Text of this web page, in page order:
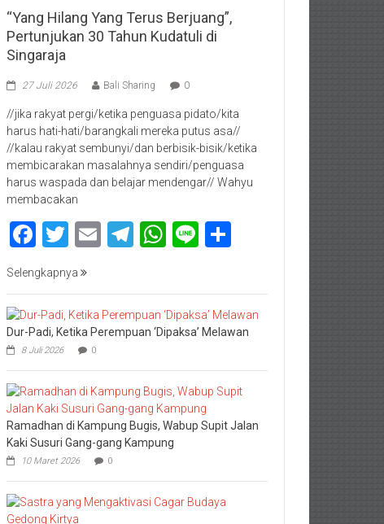
“Yang Hilang Yang Terus Berjuang”,
Pertunjukan 30 Tahun Kudatuli di
Singaraja
27 Juli 2026 Bali Sharing 0
//jika rakyat pergi/ketika penguasa pidato/kita
harus hati-hati/barangkali mereka putus asa//
//kalau rakyat sembunyi/dan berbisik-bisik/ketika
membicarakan masalahnya sendiri/penguasa
harus waspada dan belajar mendengar// Wahyu
membacakan
Facebook
Twitter
EmailTelegram
WhatsApp
Line
Selengkapnya
Dur-Padi, Ketika Perempuan ‘Dipaksa’ Melawan
8 Juli 2026 0
Ramadhan di Kampung Bugis, Wabup Supit Jalan
Kaki Susuri Gang-gang Kampung
10 Maret 2026 0